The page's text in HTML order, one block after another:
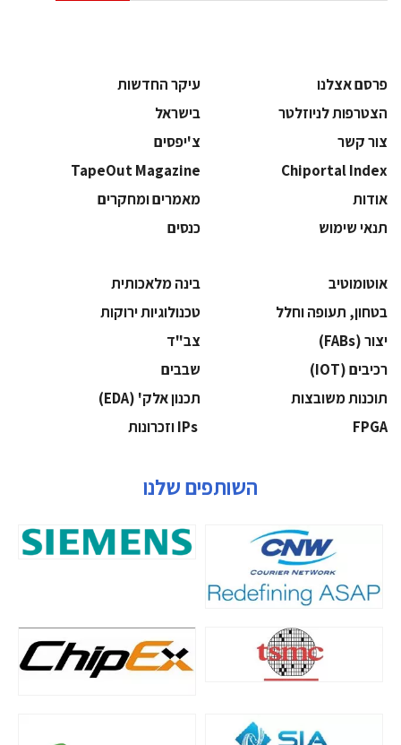
פרסם אצלנו
עיקר החדשות
הצטרפות לניוזלטר
בישראל
צור קשר
צ'יפסים
Chiportal Index
TapeOut Magazine
אודות
מאמרים ומחקרים
תנאי שימוש
כנסים
אוטומוטיב
בינה מלאכותית
בטחון, תעופה וחלל
‫טכנולוגיות ירוקות‬
‫יצור (‪(FABs‬‬
‫צב"ד‬
‫רכיבים‬ (IOT)
‫שבבים‬
‫תוכנות משובצות‬
‫תכנון אלק' (‪(EDA‬‬
‫‪FPGA‬‬
השותפים שלנו